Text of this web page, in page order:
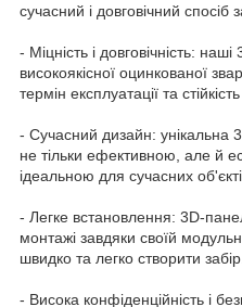
сучасний і довговічний спосіб
- Міцність і довговічність:
високоякісної оцинкованої
термін експлуатації та стійкість
- Сучасний дизайн: унікальна
не тільки ефективною, але й
ідеальною для сучасних
- Легке встановлення: 3D-
монтажі завдяки своїй
швидко та легко створити забір.
- Висока конфіденційність і